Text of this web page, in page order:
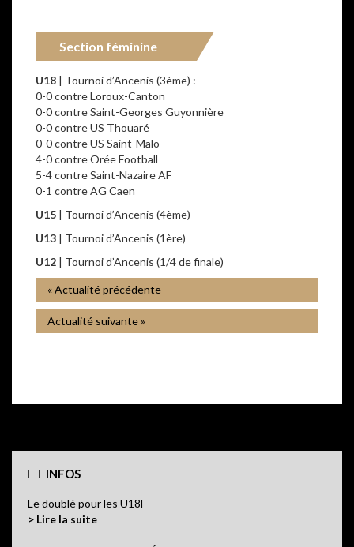
Section féminine
U18 | Tournoi d’Ancenis (3ème) :
0-0 contre Loroux-Canton
0-0 contre Saint-Georges Guyonnière
0-0 contre US Thouaré
0-0 contre US Saint-Malo
4-0 contre Orée Football
5-4 contre Saint-Nazaire AF
0-1 contre AG Caen
U15 | Tournoi d’Ancenis (4ème)
U13 | Tournoi d’Ancenis (1ère)
U12 | Tournoi d’Ancenis (1/4 de finale)
« Actualité précédente
Actualité suivante »
FIL INFOS
Le doublé pour les U18F
> Lire la suite